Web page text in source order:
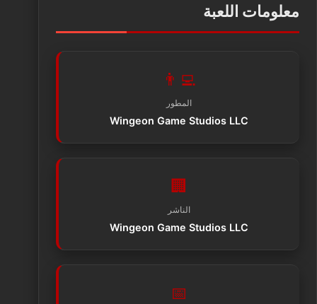
معلومات اللعبة
👨‍💻
المطور
Wingeon Game Studios LLC
🏢
الناشر
Wingeon Game Studios LLC
📅